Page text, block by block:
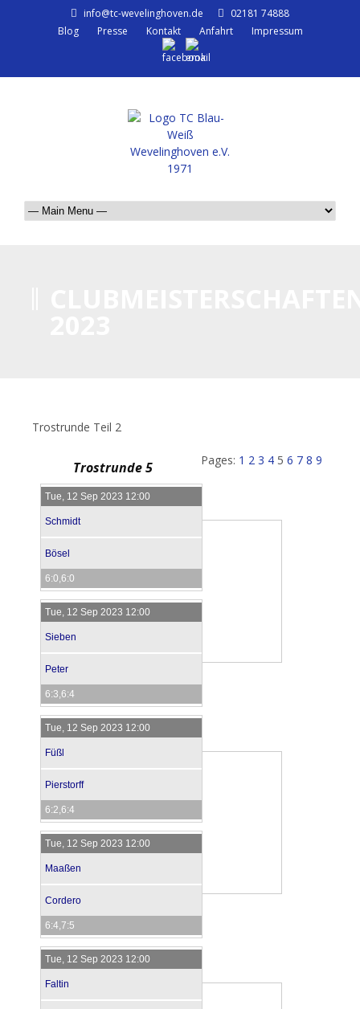
info@tc-wevelinghoven.de
02181 74888
Blog
Presse Kontakt Anfahrt Impressum
Trostrunde Teil 2
Trostrunde 5
Tue, 12 Sep 2023 12:00
Schmidt
Bösel
6:0,6:0
Tue, 12 Sep 2023 12:00
Sieben
Peter
6:3,6:4
Tue, 12 Sep 2023 12:00
Füßl
Pierstorff
6:2,6:4
Tue, 12 Sep 2023 12:00
Maaßen
Cordero
6:4,7:5
Tue, 12 Sep 2023 12:00
Faltin
Pages: 1 2 3 4 5 6 7 8 9